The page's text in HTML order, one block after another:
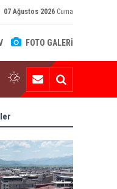
07 Ağustos 2026 Cuma
FOTO GALERİ